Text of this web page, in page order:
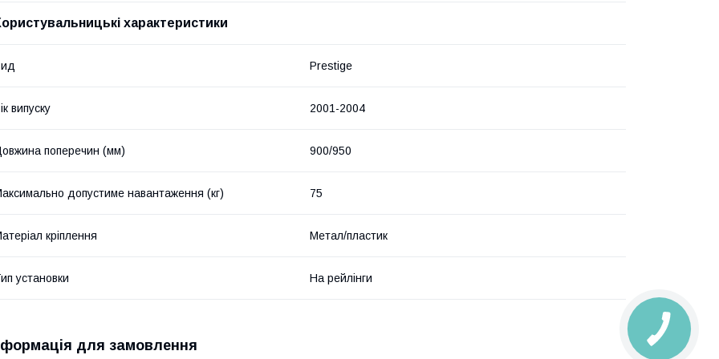
характеристики
Prestige
випуску 2001-2004
поперечин (мм) 900/950
допустиме навантаження (кг) 75
кріплення Метал/пластик
установки На рейлінги
для замовлення